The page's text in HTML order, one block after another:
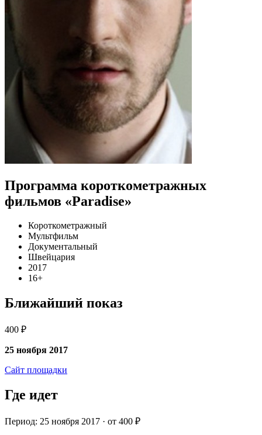
Программа короткометражных
фильмов «Paradise»
Короткометражный
Мультфильм
Документальный
Швейцария
2017
16+
Ближайший показ
400 ₽
25 ноября 2017
Сайт площадки
Где идет
Период: 25 ноября 2017 · от 400 ₽